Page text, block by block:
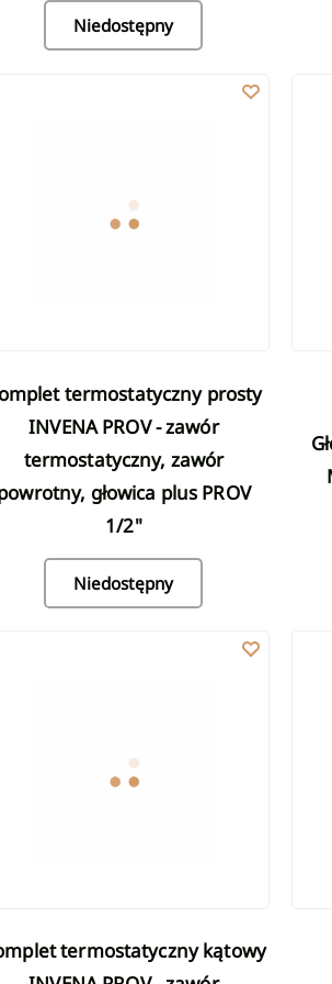
Niedostępny
termostatyczny prosty INVENA PROV -
INVENA PROV - zawór
termostatyczny, zawór
głowica plus PROV
1/2"
Niedostępny
Głowica termostatyczna plus
termostatyczny kątowy INVENA PROV